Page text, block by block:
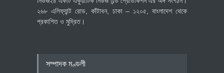
২৬৮ এলিফ্যান্ট রোড, কাঁটাবন, ঢাকা – ১২০৫, বাংলাদেশ থেকে
প্রকাশিত ও মুদ্রিত।
সম্পাদক মণ্ডলী